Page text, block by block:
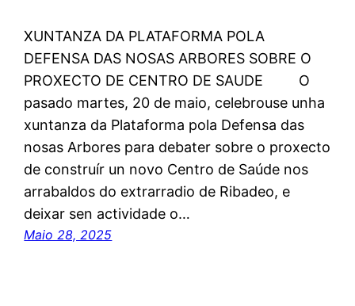
XUNTANZA DA PLATAFORMA POLA
DEFENSA DAS NOSAS ARBORES SOBRE O
PROXECTO DE CENTRO DE SAUDE O
pasado martes, 20 de maio, celebrouse unha
xuntanza da Plataforma pola Defensa das
nosas Arbores para debater sobre o proxecto
de construír un novo Centro de Saúde nos
arrabaldos do extrarradio de Ribadeo, e
deixar sen actividade o…
Maio 28, 2025